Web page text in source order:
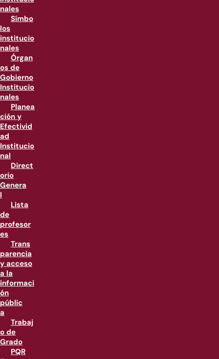
nales
Símbo
los
institucio
nales
Órgan
os de
Gobierno
Institucio
nales
Planea
ción y
Efectivid
ad
Institucio
nal
Direct
orio
Genera
l
Lista
de
profesor
es
Trans
parencia
y acceso
a la
informaci
ón
públic
a
Trabaj
o de
Grado
PQR